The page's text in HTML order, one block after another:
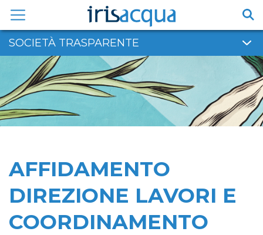
contenuto
SOCIETÀ TRASPARENTE
AFFIDAMENTO
DIREZIONE LAVORI E
COORDINAMENTO